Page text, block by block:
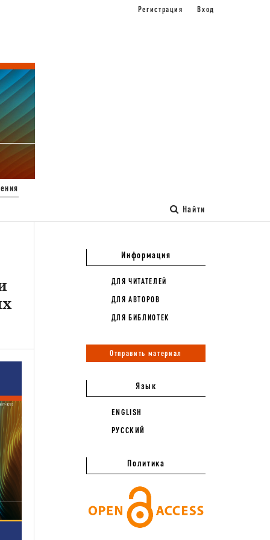
Найти
Регистрация Вход
Информация
ДЛЯ ЧИТАТЕЛЕЙ
ДЛЯ АВТОРОВ
ДЛЯ БИБЛИОТЕК
Отправить материал
Язык
ENGLISH
РУССКИЙ
Политика